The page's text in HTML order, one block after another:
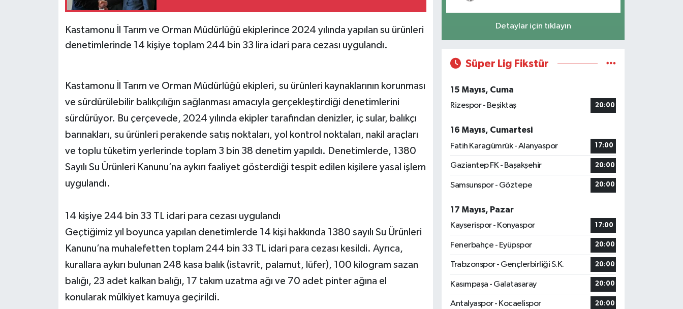
Kastamonu İl Tarım ve Orman Müdürlüğü ekiplerince 2024 yılında yapılan su ürünleri
denetimlerinde 14 kişiye toplam 244 bin 33 lira idari para cezası uygulandı.
Kastamonu İl Tarım ve Orman Müdürlüğü ekipleri, su ürünleri kaynaklarının korunması
ve sürdürülebilir balıkçılığın sağlanması amacıyla gerçekleştirdiği denetimlerini
sürdürüyor. Bu çerçevede, 2024 yılında ekipler tarafından denizler, iç sular, balıkçı
barınakları, su ürünleri perakende satış noktaları, yol kontrol noktaları, nakil araçları
ve toplu tüketim yerlerinde toplam 3 bin 38 denetim yapıldı. Denetimlerde, 1380
Sayılı Su Ürünleri Kanunu’na aykırı faaliyet gösterdiği tespit edilen kişilere yasal işlem
uygulandı.
14 kişiye 244 bin 33 TL idari para cezası uygulandı
Geçtiğimiz yıl boyunca yapılan denetimlerde 14 kişi hakkında 1380 sayılı Su Ürünleri
Kanunu’na muhalefetten toplam 244 bin 33 TL idari para cezası kesildi. Ayrıca,
kurallara aykırı bulunan 248 kasa balık (istavrit, palamut, lüfer), 100 kilogram sazan
balığı, 23 adet kalkan balığı, 17 takım uzatma ağı ve 70 adet pinter ağına el
konularak mülkiyet kamuya geçirildi.
Detaylar için tıklayın
Süper Lig Fikstür
15 Mayıs, Cuma
Rizespor - Beşiktaş
20:00
16 Mayıs, Cumartesi
Fatih Karagümrük - Alanyaspor
17:00
Gaziantep FK - Başakşehir 20:00
Samsunspor - Göztepe 20:00
17 Mayıs, Pazar
Kayserispor - Konyaspor
17:00
Fenerbahçe - Eyüpspor 20:00
Trabzonspor - Gençlerbirliği S.K. 20:00
Kasımpaşa - Galatasaray 20:00
Antalyaspor - Kocaelispor 20:00